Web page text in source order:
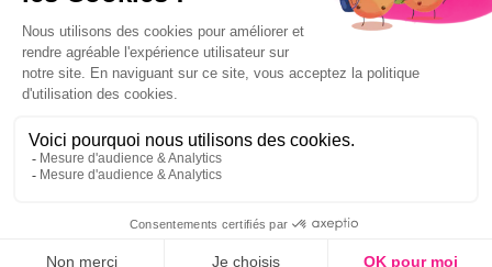
https://www.youtube.com/embed/Qm-prNOXepo